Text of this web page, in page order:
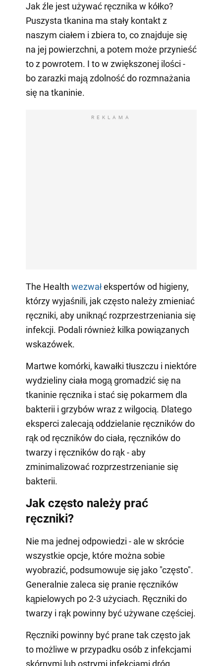
Jak źle jest używać ręcznika w kółko?
Puszysta tkanina ma stały kontakt z
naszym ciałem i zbiera to, co znajduje się
na jej powierzchni, a potem może przynieść
to z powrotem. I to w zwiększonej ilości -
bo zarazki mają zdolność do rozmnażania
się na tkaninie.
REKLAMA
The Health wezwałekspertów od higieny,
którzy wyjaśnili, jak często należy zmieniać
ręczniki, aby uniknąć rozprzestrzeniania się
infekcji. Podali również kilka powiązanych
wskazówek.
Martwe komórki, kawałki tłuszczu i niektóre
wydzieliny ciała mogą gromadzić się na
tkaninie ręcznika i stać się pokarmem dla
bakterii i grzybów wraz z wilgocią. Dlatego
eksperci zalecają oddzielanie ręczników do
rąk od ręczników do ciała, ręczników do
twarzy i ręczników do rąk - aby
zminimalizować rozprzestrzenianie się
bakterii.
Jak często należy prać
ręczniki?
Nie ma jednej odpowiedzi - ale w skrócie
wszystkie opcje, które można sobie
wyobrazić, podsumowuje się jako "często".
Generalnie zaleca się pranie ręczników
kąpielowych po 2-3 użyciach. Ręczniki do
twarzy i rąk powinny być używane częściej.
Ręczniki powinny być prane tak często jak
to możliwe w przypadku osób z infekcjami
skórnymi lub ostrymi infekcjami dróg